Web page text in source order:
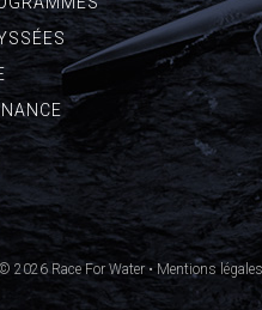
© 2026 Race For Water • Mentions légales